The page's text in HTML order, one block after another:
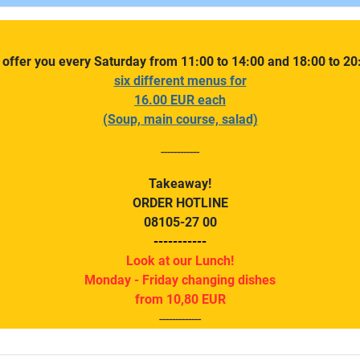
offer you every Saturday from 11:00 to 14:00 and 18:00 to
six different menus for
16.00 EUR each
(Soup, main course, salad)
------------
Takeaway!
ORDER HOTLINE
08105-27 00
-----------
Look at our Lunch!
Monday - Friday changing dishes
from 10,80 EUR
-------------